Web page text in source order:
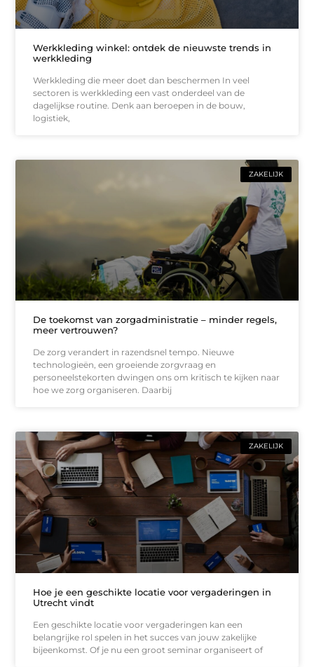
Werkkleding winkel: ontdek de nieuwste trends in
werkkleding
Werkkleding die meer doet dan beschermen In veel
sectoren is werkkleding een vast onderdeel van de
dagelijkse routine. Denk aan beroepen in de bouw,
logistiek,
ZAKELIJK
De toekomst van zorgadministratie – minder regels,
meer vertrouwen?
De zorg verandert in razendsnel tempo. Nieuwe
technologieën, een groeiende zorgvraag en
personeelstekorten dwingen ons om kritisch te kijken naar
hoe we zorg organiseren. Daarbij
ZAKELIJK
Hoe je een geschikte locatie voor vergaderingen in
Utrecht vindt
Een geschikte locatie voor vergaderingen kan een
belangrijke rol spelen in het succes van jouw zakelijke
bijeenkomst. Of je nu een groot seminar organiseert of